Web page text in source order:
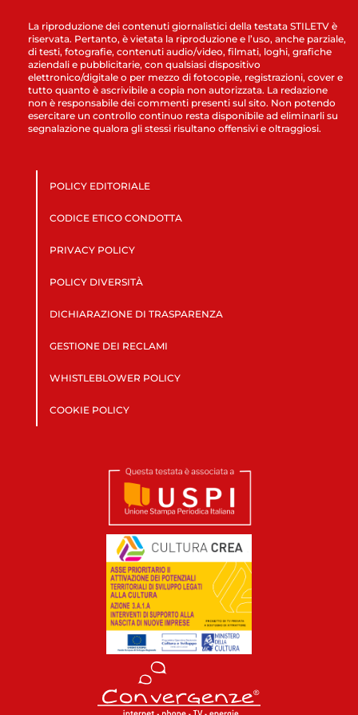
La riproduzione dei contenuti giornalistici della testata STILETV è
riservata. Pertanto, è vietata la riproduzione e l’uso, anche parziale,
di testi, fotografie, contenuti audio/video, filmati, loghi, grafiche
aziendali e pubblicitarie, con qualsiasi dispositivo
elettronico/digitale o per mezzo di fotocopie, registrazioni, cover e
tutto quanto è ascrivibile a copia non autorizzata. La redazione
non è responsabile dei commenti presenti sul sito. Non potendo
esercitare un controllo continuo resta disponibile ad eliminarli su
segnalazione qualora gli stessi risultano offensivi e oltraggiosi.
POLICY EDITORIALE
CODICE ETICO CONDOTTA
PRIVACY POLICY
POLICY DIVERSITÀ
DICHIARAZIONE DI TRASPARENZA
GESTIONE DEI RECLAMI
WHISTLEBLOWER POLICY
COOKIE POLICY